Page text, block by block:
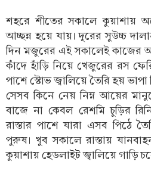
শহরে শীতের সকালে কুয়াশায়
আচ্ছন্ন হয়ে যায়। দূরের সুউচ্চ
দিন মজুরের এই সকালেই কাজের
কাঁদে হাঁড়ি নিয়ে খেজুরের রস
পাশে স্টোভ জ্বালিয়ে তৈরি হয় ভাপা
সেসব কিনে নেয় নিম্ন আয়ের
বাজে না কেবল রেশমি চুড়ির
রাস্তার পাশে যারা এসব পিঠে
পুরুষ। খুব সকালে রাস্তায়
কুয়াশায় হেডলাইট জ্বালিয়ে গাড়ি